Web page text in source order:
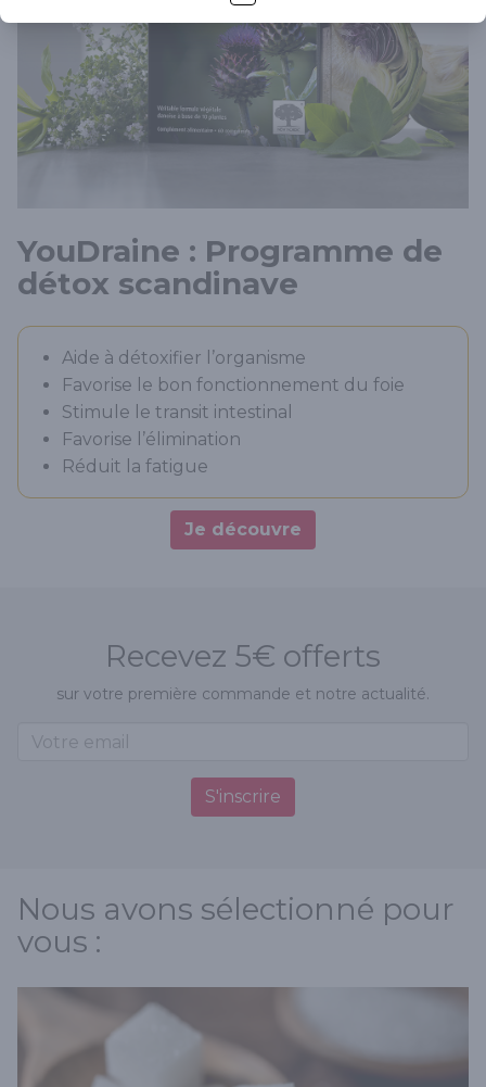
YouDraine : Programme de
détox scandinave
Aide à détoxifier l’organisme
Favorise le bon fonctionnement du foie
Stimule le transit intestinal
Favorise l’élimination
Réduit la fatigue
Je découvre
Recevez 5€ offerts
sur votre première commande et notre actualité.
S'inscrire
Nous avons sélectionné pour
vous :